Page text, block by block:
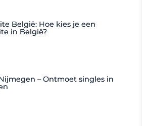
België: Hoe kies je een
in België?
– Ontmoet singles in